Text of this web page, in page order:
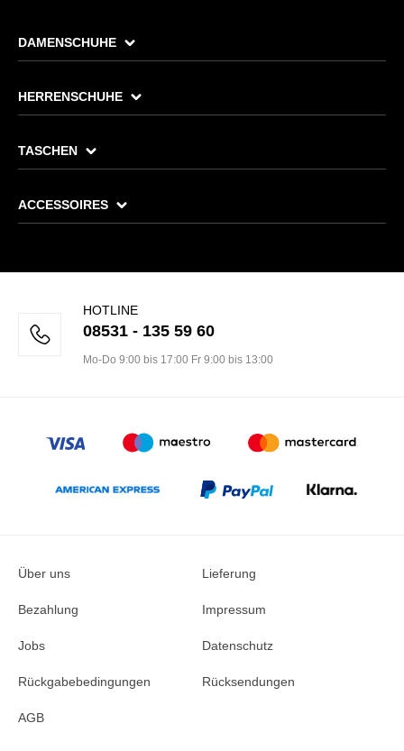
DAMENSCHUHE
HERRENSCHUHE
TASCHEN
ACCESSOIRES
HOTLINE
08531 - 135 59 60
Mo-Do 9:00 bis 17:00 Fr 9:00 bis 13:00
Über uns Lieferung
Bezahlung Impressum
Jobs Datenschutz
Rückgabebedingungen Rücksendungen
AGB